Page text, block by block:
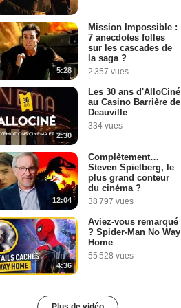
5:28
Mission Impossible :
7 anecdotes folles
sur les cascades de
la saga ?
2 357 vues
2:30
Les 30 ans d'AlloCiné
au Casino Barrière de
Deauville
334 vues
12:04
Complètement…
Steven Spielberg, le
plus grand conteur
du cinéma ?
38 797 vues
4:36
Aviez-vous remarqué
? Spider-Man No Way
Home
55 528 vues